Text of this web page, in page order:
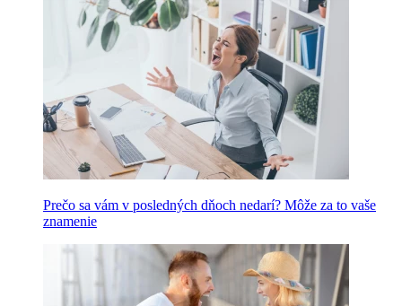
Prečo sa vám v posledných dňoch nedarí? Môže za to vaše
znamenie